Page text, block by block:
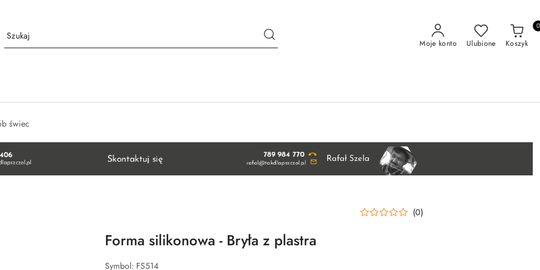
Moje konto Ulubione Koszyk
0
świec
(0)
Forma silikonowa - Bryła z plastra
Symbol: FS514